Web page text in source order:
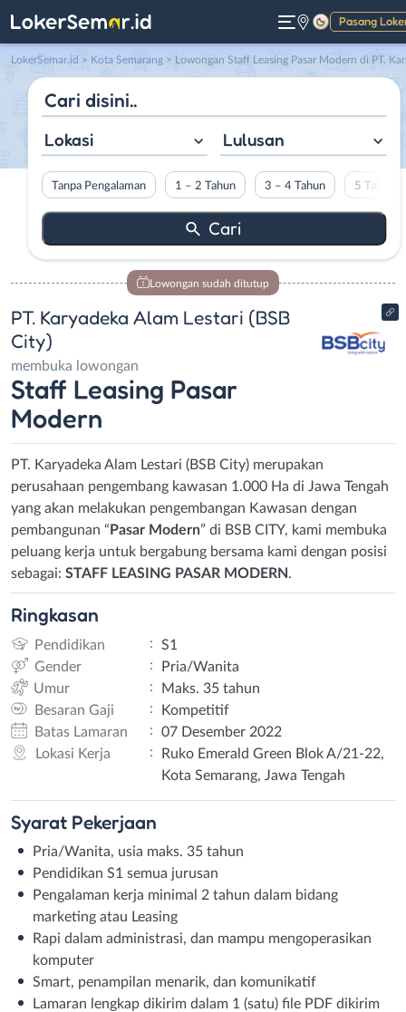
Pasang
Gelap
LokerSemar.id > Kota Semarang > Lowongan Staff Leasing Pasar Modern di PT. Karyadeka Alam Lestari (BSB City)
Lokasi Lulusan
Tanpa Pengalaman 1 – 2 Tahun 3 – 4 Tahun 5 Tahun
Lowongan sudah ditutup
PT. Karyadeka Alam Lestari (BSB
City)
membuka lowongan
Staff Leasing Pasar
Modern
PT. Karyadeka Alam Lestari (BSB City) merupakan
perusahaan pengembang kawasan 1.000 Ha di Jawa Tengah
yang akan melakukan pengembangan Kawasan dengan
pembangunan “Pasar Modern” di BSB CITY, kami membuka
peluang kerja untuk bergabung bersama kami dengan posisi
sebagai: STAFF LEASING PASAR MODERN.
Ringkasan
Pendidikan :
S1
Gender
:
Pria/Wanita
Umur
:
Maks. 35 tahun
Besaran Gaji
:
Kompetitif
Batas Lamaran
:
07 Desember 2022
Lokasi Kerja
:
Ruko Emerald Green Blok A/21-22,
Kota Semarang, Jawa Tengah
Syarat Pekerjaan
Pria/Wanita, usia maks. 35 tahun
Pendidikan S1 semua jurusan
Pengalaman kerja minimal 2 tahun dalam bidang
marketing atau Leasing
Rapi dalam administrasi, dan mampu mengoperasikan
komputer
Smart, penampilan menarik, dan komunikatif
Lamaran lengkap dikirim dalam 1 (satu) file PDF dikirim